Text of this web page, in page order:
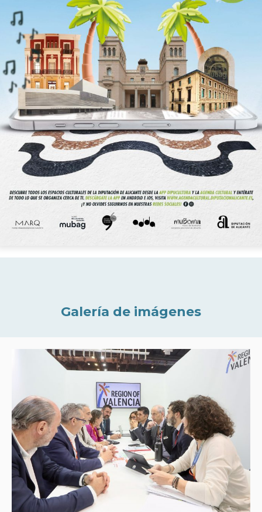
Galería de imágenes